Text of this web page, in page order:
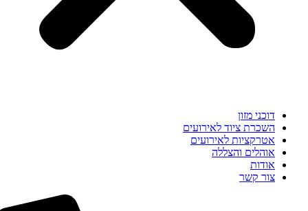
דוכני מזון
השכרת ציוד לאירועים
אטרקציות לאירועים
אוהלים והצללה
אודות
צור קשר